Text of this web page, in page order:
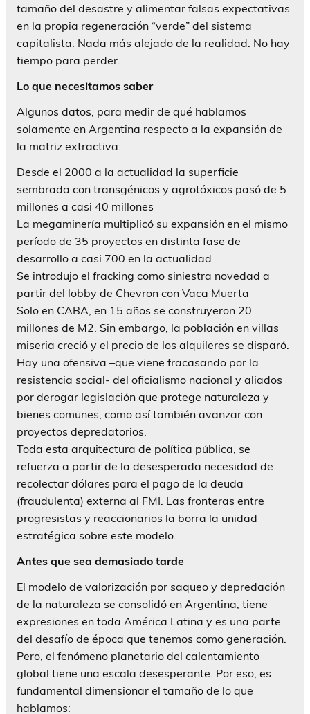
tamaño del desastre y alimentar falsas expectativas
en la propia regeneración “verde” del sistema
capitalista. Nada más alejado de la realidad. No hay
tiempo para perder.
Lo que necesitamos saber
Algunos datos, para medir de qué hablamos
solamente en Argentina respecto a la expansión de
la matriz extractiva:
Desde el 2000 a la actualidad la superficie
sembrada con transgénicos y agrotóxicos pasó de 5
millones a casi 40 millones
La megaminería multiplicó su expansión en el mismo
período de 35 proyectos en distinta fase de
desarrollo a casi 700 en la actualidad
Se introdujo el fracking como siniestra novedad a
partir del lobby de Chevron con Vaca Muerta
Solo en CABA, en 15 años se construyeron 20
millones de M2. Sin embargo, la población en villas
miseria creció y el precio de los alquileres se disparó.
Hay una ofensiva –que viene fracasando por la
resistencia social- del oficialismo nacional y aliados
por derogar legislación que protege naturaleza y
bienes comunes, como así también avanzar con
proyectos depredatorios.
Toda esta arquitectura de política pública, se
refuerza a partir de la desesperada necesidad de
recolectar dólares para el pago de la deuda
(fraudulenta) externa al FMI. Las fronteras entre
progresistas y reaccionarios la borra la unidad
estratégica sobre este modelo.
Antes que sea demasiado tarde
El modelo de valorización por saqueo y depredación
de la naturaleza se consolidó en Argentina, tiene
expresiones en toda América Latina y es una parte
del desafío de época que tenemos como generación.
Pero, el fenómeno planetario del calentamiento
global tiene una escala desesperante. Por eso, es
fundamental dimensionar el tamaño de lo que
hablamos: